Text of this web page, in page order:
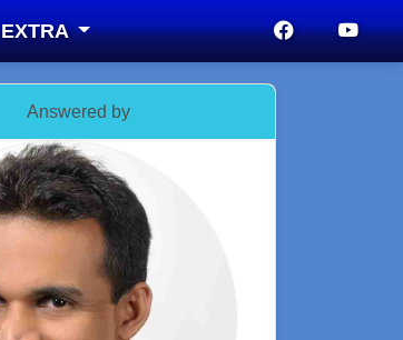
EXTRA
Answered by